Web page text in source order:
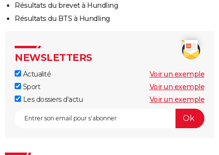
Résultats du brevet à Hundling
Résultats du BTS à Hundling
NEWSLETTERS
Actualité
Voir un exemple
Sport
Voir un exemple
Les dossiers d'actu
Voir un exemple